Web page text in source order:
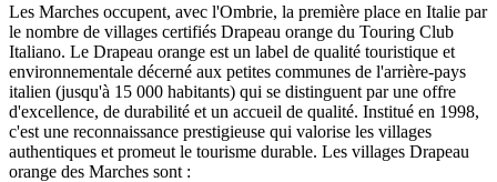
Les Marches occupent, avec l'Ombrie, la première place en Italie par
le nombre de villages certifiés Drapeau orange du Touring Club
Italiano. Le Drapeau orange est un label de qualité touristique et
environnementale décerné aux petites communes de l'arrière-pays
italien (jusqu'à 15 000 habitants) qui se distinguent par une offre
d'excellence, de durabilité et un accueil de qualité. Institué en 1998,
c'est une reconnaissance prestigieuse qui valorise les villages
authentiques et promeut le tourisme durable. Les villages Drapeau
orange des Marches sont :